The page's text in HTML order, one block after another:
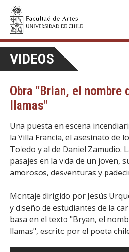
ETAPA
EXTENSIÓN
CREACIÓNE
FACULTAD
Estudiantes
VIDEOS
Obra "Brian, el nombre
llamas"
Una puesta en escena
la Villa Francia, el asesinato de
Toledo y al de Daniel Zamudio.
pasajes en la vida de un joven,
amorosos, desventuras y
Montaje dirigido por Jesús
y diseño de estudiantes de la
basa en el texto "Bryan, el
llamas", escrito por el poeta